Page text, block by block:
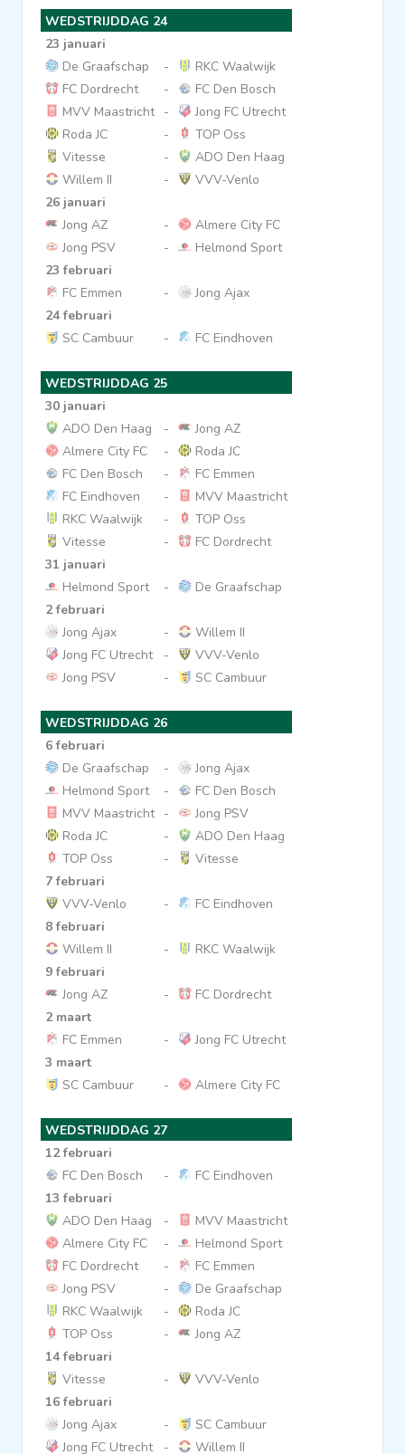
WEDSTRIJDDAG 24
23 januari
De Graafschap
-
RKC Waalwijk
FC Dordrecht
-
FC Den Bosch
MVV Maastricht -
Jong FC Utrecht
Roda JC
-
TOP Oss
Vitesse
-
ADO Den Haag
Willem II
-
VVV-Venlo
26 januari
Jong AZ
-
Almere City FC
Jong PSV
-
Helmond Sport
23 februari
FC Emmen
-
Jong Ajax
24 februari
SC Cambuur
- FC Eindhoven
WEDSTRIJDDAG 25
30 januari
ADO Den Haag
-
Jong AZ
Almere City FC
-
Roda JC
FC Den Bosch
-
FC Emmen
FC Eindhoven
-
MVV Maastricht
RKC Waalwijk
-
TOP Oss
Vitesse
-
FC Dordrecht
31 januari
Helmond Sport
-
De Graafschap
2 februari
Jong Ajax
-
Willem II
Jong FC Utrecht
-
VVV-Venlo
Jong PSV
- SC Cambuur
WEDSTRIJDDAG 26
6 februari
De Graafschap
-
Jong Ajax
Helmond Sport
-
FC Den Bosch
MVV Maastricht -
Jong PSV
Roda JC
-
ADO Den Haag
TOP Oss
-
Vitesse
7 februari
VVV-Venlo
-
FC Eindhoven
8 februari
Willem II
-
RKC Waalwijk
9 februari
Jong AZ
-
FC Dordrecht
2 maart
FC Emmen
-
Jong FC Utrecht
3 maart
SC Cambuur
- Almere City FC
WEDSTRIJDDAG 27
12 februari
FC Den Bosch
-
FC Eindhoven
13 februari
ADO Den Haag
-
MVV Maastricht
Almere City FC
-
Helmond Sport
FC Dordrecht
-
FC Emmen
Jong PSV
-
De Graafschap
RKC Waalwijk
-
Roda JC
TOP Oss
-
Jong AZ
14 februari
Vitesse
-
VVV-Venlo
16 februari
Jong Ajax
-
SC Cambuur
Jong FC Utrecht
- Willem II